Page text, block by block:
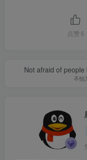
点赞 5
Not afraid of
不怕